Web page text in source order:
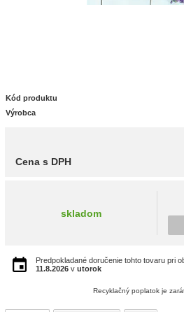
Kód produktu
Výrobca
Cena s DPH
skladom
Predpokladané doručenie tohto tovaru pri
11.8.2026 v utorok
Recyklačný poplatok je